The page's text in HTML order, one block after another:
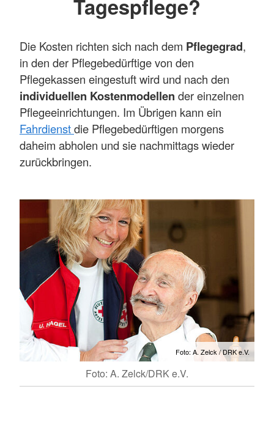
Tagespflege?
Die Kosten richten sich nach dem Pflegegrad,
in den der Pflegebedürftige von den
Pflegekassen eingestuft wird und nach den
individuellen Kostenmodellen der einzelnen
Pflegeeinrichtungen. Im Übrigen kann ein
Fahrdienstdie Pflegebedürftigen morgens
daheim abholen und sie nachmittags wieder
zurückbringen.
Foto: A. Zelck / DRK e.V.
Foto: A. Zelck/DRK e.V.